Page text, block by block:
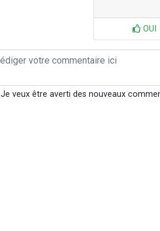
OUI
Je veux être averti des nouveaux